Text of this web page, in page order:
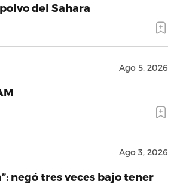
del Sahara
Ago 5, 2026
Ago 3, 2026
negó tres veces bajo tener